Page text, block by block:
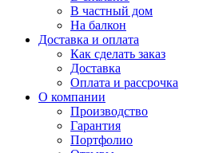
В частный дом
На балкон
Доставка и оплата
Как сделать заказ
Доставка
Оплата и рассрочка
О компании
Производство
Гарантия
Портфолио